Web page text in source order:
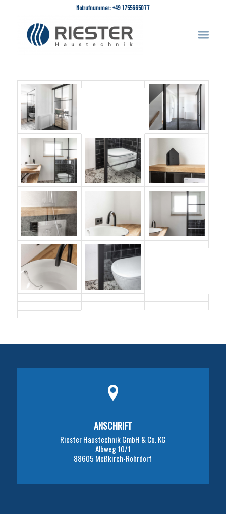
Notrufnummer: +49 1755665077
ANSCHRIFT
Riester Haustechnik GmbH & Co. KG
Albweg 10/1
88605 Meßkirch-Rohrdorf